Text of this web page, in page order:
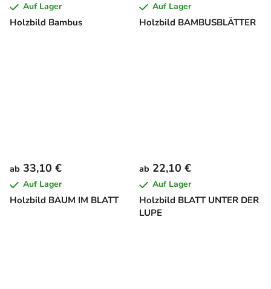
Holzbild Bambus
Auf Lager
Holzbild BAMBUSBLÄTTER
Auf Lager
Holzbild BAUM IM BLATT
ab 33,10 €
Auf Lager
Holzbild BLATT UNTER DER
LUPE
ab 22,10 €
Auf Lager